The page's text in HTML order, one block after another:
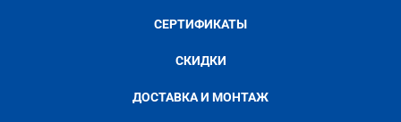
СЕРТИФИКАТЫ
СКИДКИ
ДОСТАВКА И МОНТАЖ